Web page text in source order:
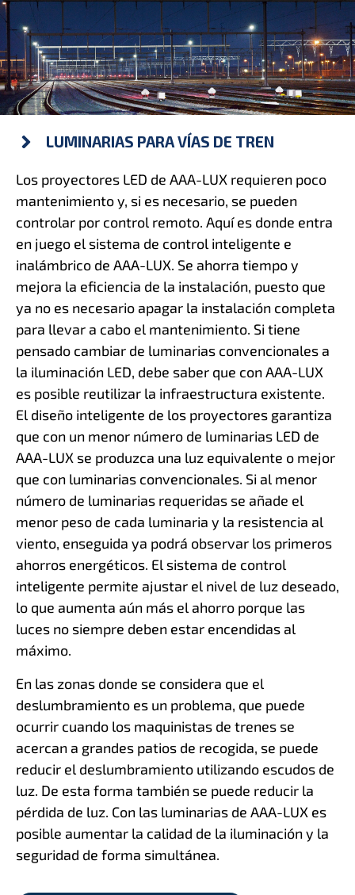
LUMINARIAS PARA VÍAS DE TREN
Los proyectores LED de AAA-LUX requieren poco
mantenimiento y, si es necesario, se pueden
controlar por control remoto. Aquí es donde entra
en juego el sistema de control inteligente e
inalámbrico de AAA-LUX. Se ahorra tiempo y
mejora la eficiencia de la instalación, puesto que
ya no es necesario apagar la instalación completa
para llevar a cabo el mantenimiento. Si tiene
pensado cambiar de luminarias convencionales a
la iluminación LED, debe saber que con AAA-LUX
es posible reutilizar la infraestructura existente.
El diseño inteligente de los proyectores garantiza
que con un menor número de luminarias LED de
AAA-LUX se produzca una luz equivalente o mejor
que con luminarias convencionales. Si al menor
número de luminarias requeridas se añade el
menor peso de cada luminaria y la resistencia al
viento, enseguida ya podrá observar los primeros
ahorros energéticos. El sistema de control
inteligente permite ajustar el nivel de luz deseado,
lo que aumenta aún más el ahorro porque las
luces no siempre deben estar encendidas al
máximo.
En las zonas donde se considera que el
deslumbramiento es un problema, que puede
ocurrir cuando los maquinistas de trenes se
acercan a grandes patios de recogida, se puede
reducir el deslumbramiento utilizando escudos de
luz. De esta forma también se puede reducir la
pérdida de luz. Con las luminarias de AAA-LUX es
posible aumentar la calidad de la iluminación y la
seguridad de forma simultánea.